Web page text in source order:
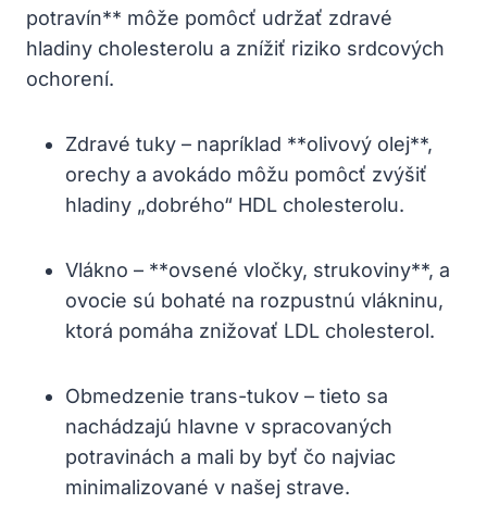
potravín** môže pomôcť udržať zdravé
hladiny cholesterolu a znížiť riziko srdcových
ochorení.
Zdravé tuky – napríklad **olivový olej**,
orechy a avokádo môžu pomôcť zvýšiť
hladiny „dobrého“ HDL cholesterolu.
Vlákno – **ovsené vločky, strukoviny**, a
ovocie sú bohaté na rozpustnú vlákninu,
ktorá pomáha znižovať LDL cholesterol.
Obmedzenie trans-tukov – tieto sa
nachádzajú hlavne v spracovaných
potravinách a mali by byť čo najviac
minimalizované v našej strave.